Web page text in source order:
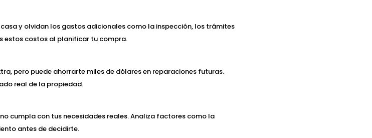
y olvidan los gastos adicionales como la inspección, los trámites
estos costos al planificar tu compra.
pero puede ahorrarte miles de dólares en reparaciones futuras.
real de la propiedad.
cumpla con tus necesidades reales. Analiza factores como la
antes de decidirte.